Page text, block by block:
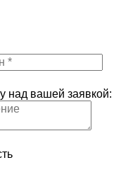
над вашей заявкой: